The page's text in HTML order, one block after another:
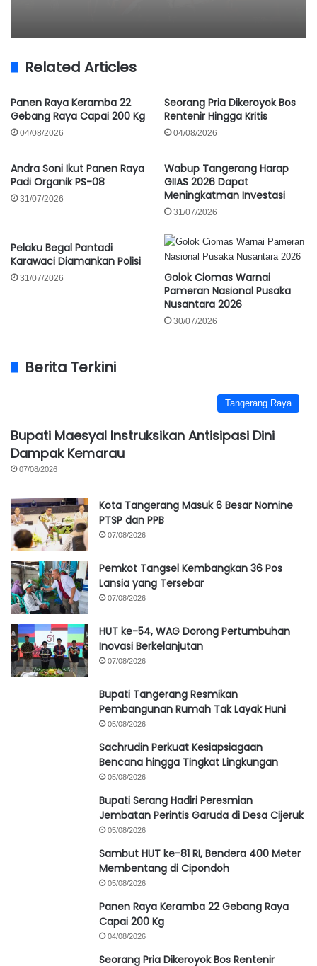
Related Articles
Panen Raya Keramba 22
Gebang Raya Capai 200 Kg
04/08/2026
Seorang Pria Dikeroyok Bos
Rentenir Hingga Kritis
04/08/2026
Andra Soni Ikut Panen Raya
Padi Organik PS-08
31/07/2026
Wabup Tangerang Harap
GIIAS 2026 Dapat
Meningkatman Investasi
31/07/2026
Pelaku Begal Pantadi
Karawaci Diamankan Polisi
31/07/2026
Golok Ciomas Warnai
Pameran Nasional Pusaka
Nusantara 2026
30/07/2026
Berita Terkini
Tangerang Raya
Bupati Maesyal Instruksikan Antisipasi Dini
Dampak Kemarau
07/08/2026
Kota Tangerang Masuk 6 Besar Nomine
PTSP dan PPB
07/08/2026
Pemkot Tangsel Kembangkan 36 Pos
Lansia yang Tersebar
07/08/2026
HUT ke-54, WAG Dorong Pertumbuhan
Inovasi Berkelanjutan
07/08/2026
Bupati Tangerang Resmikan
Pembangunan Rumah Tak Layak Huni
05/08/2026
Sachrudin Perkuat Kesiapsiagaan
Bencana hingga Tingkat Lingkungan
05/08/2026
Bupati Serang Hadiri Peresmian
Jembatan Perintis Garuda di Desa Cijeruk
05/08/2026
Sambut HUT ke-81 RI, Bendera 400 Meter
Membentang di Cipondoh
05/08/2026
Panen Raya Keramba 22 Gebang Raya
Capai 200 Kg
04/08/2026
Seorang Pria Dikeroyok Bos Rentenir